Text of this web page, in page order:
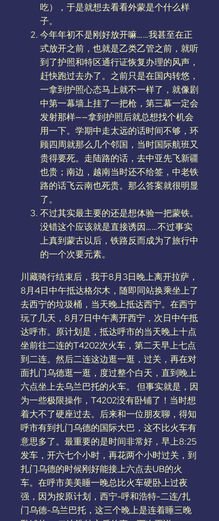
吃），于是就想去看看外蒙是个什么样
子。
今年年初不是刚好放开嘛……我甚至在正
式放开之前，也就是乙类乙管之前，就听
到了护照和特区通行证恢复办理的风声，
赶快跑过去办了。之前只是在国内转悠，
一拿到护照心态马上就不一样了，就像剧
中第一幕墙上挂了一把枪，第三幕一定会
发射那样——拿到护照后就总想找个机会
用一下。学期中走太远的话时间不够，环
顾四周就那么几个邻国，当时国际航班又
贵得要死。走陆路的话，去中亚先飞新疆
也贵；南边，越南当时还不给签，中老铁
路的话飞云南也死贵。那么答案就很明显
了。
不过其实最主要的还是想体验一把蒙铁。
没错这个应该就是直接诱因……不过事实
上真到蒙古以后，铁路反而成为了旅行中
的一个次要元素。
川藏骑行结束后，我于8月3日晚上离开拉萨，
8月4日中午抵达格尔木，随即同站换乘坐上了
去西宁的垃圾桶，当天晚上抵达西宁。在西宁
玩了几天，8月7日中午离开西宁，次日中午抵
达呼市。原计划是，抵达呼市的当天晚上十点
坐前往二连的T4202次火车，第二天早上七点
到二连。然后二连这边逛一逛，过关，再在对
面扎门乌德逛一逛，度过整个白天，直到晚上
六点坐上去乌兰巴托的火车。 但事实就是，因
为一些极限操作，T4202没有卧铺了！当时想
着大不了硬座过去。后来和一位朋友聊，得知
呼市有到扎门乌德的国际大巴，这不比火车有
意思多了。最重要的是时间非常好，早上8:25
发车，开六七个小时，再花两个小时过关，到
扎门乌德的时候刚好能接上六点去UB的火
车。在呼市美美睡一晚总比火车硬卧上过夜
强，因为按原计划，西宁-呼和浩特-二连/扎
门乌德-乌兰巴托，这三个晚上是连着睡三晚